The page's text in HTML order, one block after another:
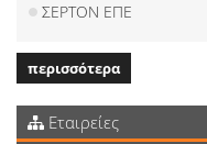
ΣΕΡΤΟΝ ΕΠΕ
περισσότερα
Εταιρείες